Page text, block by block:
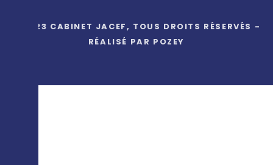
© 2023 CABINET JACEF, TOUS DROITS RÉSERVÉS -
RÉALISÉ PAR POZEY